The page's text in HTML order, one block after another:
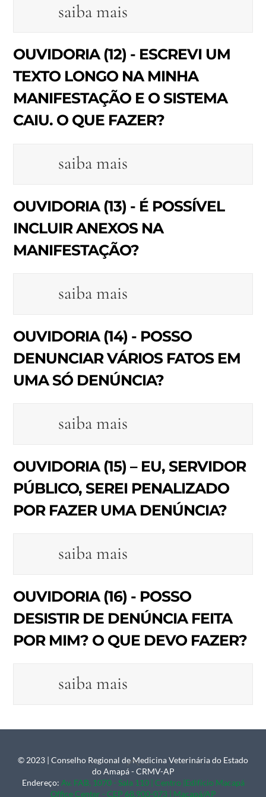
saiba mais
OUVIDORIA (12) - ESCREVI UM
TEXTO LONGO NA MINHA
MANIFESTAÇÃO E O SISTEMA
CAIU. O QUE FAZER?
saiba mais
OUVIDORIA (13) - É POSSÍVEL
INCLUIR ANEXOS NA
MANIFESTAÇÃO?
saiba mais
OUVIDORIA (14) - POSSO
DENUNCIAR VÁRIOS FATOS EM
UMA SÓ DENÚNCIA?
saiba mais
OUVIDORIA (15) – EU, SERVIDOR
PÚBLICO, SEREI PENALIZADO
POR FAZER UMA DENÚNCIA?
saiba mais
OUVIDORIA (16) - POSSO
DESISTIR DE DENÚNCIA FEITA
POR MIM? O QUE DEVO FAZER?
saiba mais
Back
To
© 2023 | Conselho Regional de Medicina Veterinária do Estado
do Amapá - CRMV-AP
Endereço: Av. FAB, 1070 - Sala 110 | Centro |Edifício Macapá
Office Center - CEP 68.900-073 | Macapá/AP